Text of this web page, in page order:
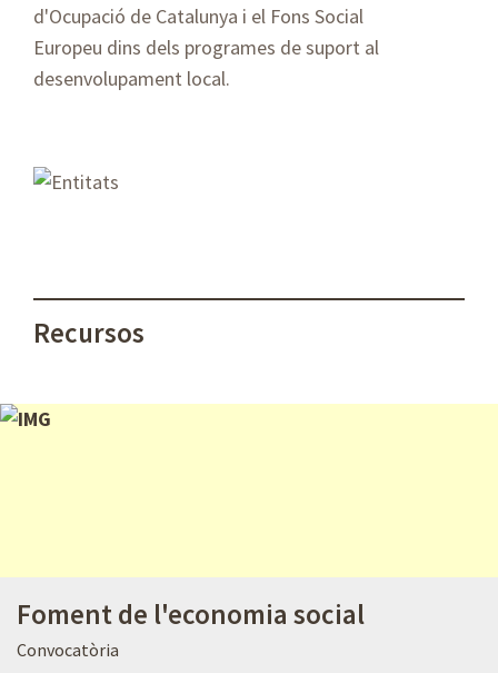
d'Ocupació de Catalunya i el Fons Social
Europeu dins dels programes de suport al
desenvolupament local.
Recursos
Foment de l'economia social
Convocatòria